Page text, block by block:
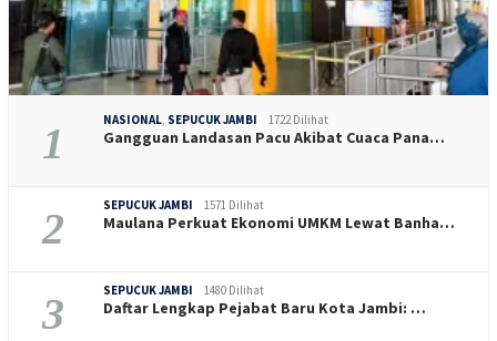
1 NASIONAL, SEPUCUK JAMBI 1722 Dilihat
Gangguan Landasan Pacu Akibat Cuaca Pana…
2 SEPUCUK JAMBI 1571 Dilihat
Maulana Perkuat Ekonomi UMKM Lewat Banha…
3 SEPUCUK JAMBI 1480 Dilihat
Daftar Lengkap Pejabat Baru Kota Jambi: …